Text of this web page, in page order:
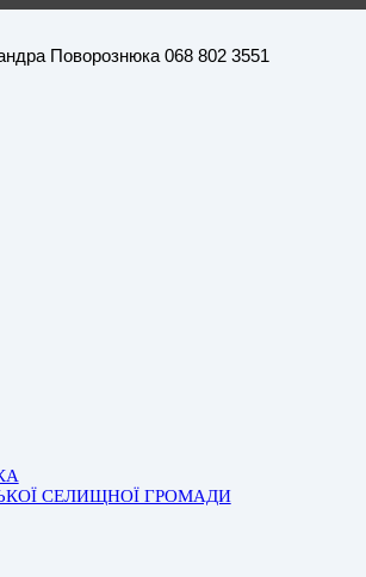
Поворознюка 068 802 3551
СЕЛИЩНОЇ ГРОМАДИ